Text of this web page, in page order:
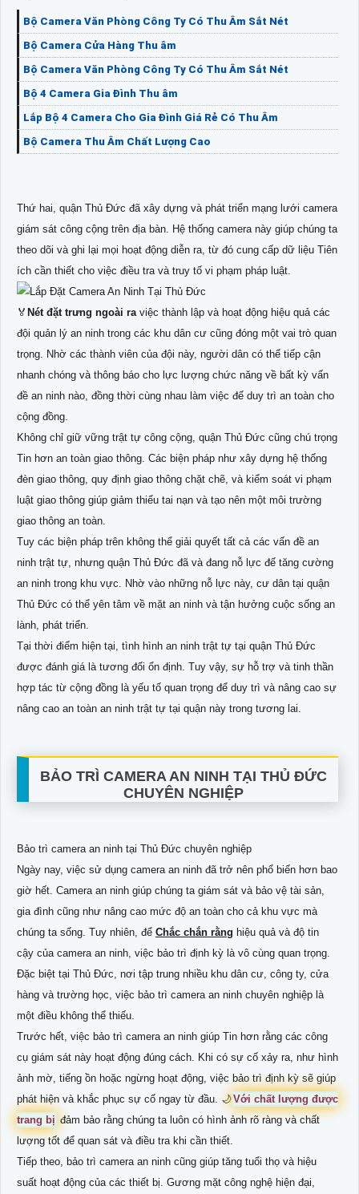
Bộ Camera Văn Phòng Công Ty Có Thu Âm Sắt Nét
Bộ Camera Cửa Hàng Thu âm
Bộ Camera Văn Phòng Công Ty Có Thu Âm Sắt Nét
Bộ 4 Camera Gia Đình Thu âm
Lắp Bộ 4 Camera Cho Gia Đình Giá Rẻ Có Thu Âm
Bộ Camera Thu Âm Chất Lượng Cao
Thứ hai, quận Thủ Đức đã xây dựng và phát triển mạng lưới camera
giám sát công cộng trên địa bàn. Hệ thống camera này giúp chúng ta
theo dõi và ghi lại mọi hoạt động diễn ra, từ đó cung cấp dữ liệu Tiên
ích cần thiết cho việc điều tra và truy tố vi phạm pháp luật.
️🏅️ Nét đặt trưng ngoài ra việc thành lập và hoạt động hiệu quả các
đội quản lý an ninh trong các khu dân cư cũng đóng một vai trò quan
trọng. Nhờ các thành viên của đội này, người dân có thể tiếp cận
nhanh chóng và thông báo cho lực lượng chức năng về bất kỳ vấn
đề an ninh nào, đồng thời cùng nhau làm việc để duy trì an toàn cho
cộng đồng.
Không chỉ giữ vững trật tự công cộng, quận Thủ Đức cũng chú trọng
Tin hơn an toàn giao thông. Các biện pháp như xây dựng hệ thống
đèn giao thông, quy định giao thông chặt chẽ, và kiểm soát vi phạm
luật giao thông giúp giảm thiểu tai nạn và tạo nên một môi trường
giao thông an toàn.
Tuy các biện pháp trên không thể giải quyết tất cả các vấn đề an
ninh trật tự, nhưng quận Thủ Đức đã và đang nỗ lực để tăng cường
an ninh trong khu vực. Nhờ vào những nỗ lực này, cư dân tại quận
Thủ Đức có thể yên tâm về mặt an ninh và tận hưởng cuộc sống an
lành, phát triển.
Tại thời điểm hiện tại, tình hình an ninh trật tự tại quận Thủ Đức
được đánh giá là tương đối ổn định. Tuy vậy, sự hỗ trợ và tinh thần
hợp tác từ cộng đồng là yếu tố quan trọng để duy trì và nâng cao sự
nâng cao an toàn an ninh trật tự tại quận này trong tương lai.
BẢO TRÌ CAMERA AN NINH TẠI THỦ ĐỨC
CHUYÊN NGHIỆP
Bảo trì camera an ninh tại Thủ Đức chuyên nghiệp
Ngày nay, việc sử dụng camera an ninh đã trở nên phổ biến hơn bao
giờ hết. Camera an ninh giúp chúng ta giám sát và bảo vệ tài sản,
gia đình cũng như nâng cao mức độ an toàn cho cả khu vực mà
chúng ta sống. Tuy nhiên, để Chắc chắn rằng hiệu quả và độ tin
cậy của camera an ninh, việc bảo trì định kỳ là vô cùng quan trọng.
Đặc biệt tại Thủ Đức, nơi tập trung nhiều khu dân cư, công ty, cửa
hàng và trường học, việc bảo trì camera an ninh chuyên nghiệp là
một điều không thể thiếu.
Trước hết, việc bảo trì camera an ninh giúp Tin hơn rằng các công
cụ giám sát này hoạt động đúng cách. Khi có sự cố xảy ra, như hình
ảnh mờ, tiếng ồn hoặc ngừng hoạt động, việc bảo trì định kỳ sẽ giúp
phát hiện và khắc phục sự cố ngay từ đầu. 🌙Với chất lượng được
trang bị đảm bảo rằng chúng ta luôn có hình ảnh rõ ràng và chất
lượng tốt để quan sát và điều tra khi cần thiết.
Tiếp theo, bảo trì camera an ninh cũng giúp tăng tuổi thọ và hiệu
suất hoạt động của các thiết bị. Gương mặt công nghệ hiện đại,